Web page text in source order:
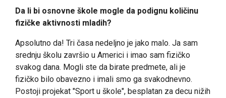
Da li bi osnovne škole mogle da podignu količinu
fizičke aktivnosti mladih?
Apsolutno da! Tri časa nedeljno je jako malo. Ja sam
srednju školu završio u Americi i imao sam fizičko
svakog dana. Mogli ste da birate predmete, ali je
fizičko bilo obavezno i imali smo ga svakodnevno.
Postoji projekat "Sport u škole", besplatan za decu nižih